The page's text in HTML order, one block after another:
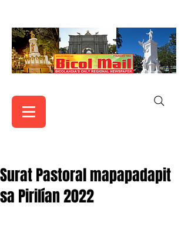
Surat Pastoral mapapadapit
sa Pirilían 2022